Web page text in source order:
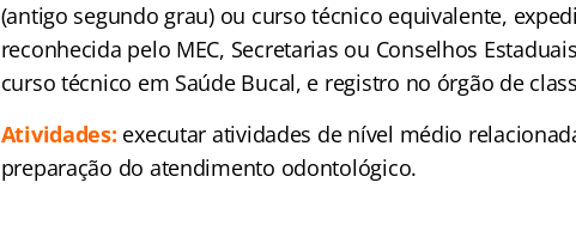
(antigo segundo grau) ou curso técnico equivalente,
reconhecida pelo MEC, Secretarias ou Conselhos
curso técnico em Saúde Bucal, e registro no órgão de
Atividades: executar atividades de nível médio
preparação do atendimento odontológico.